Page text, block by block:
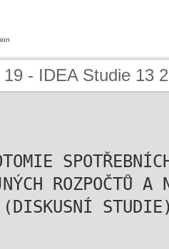
19 - IDEA Studie 13
ROZPOČTŮ A
(DISKUSNÍ